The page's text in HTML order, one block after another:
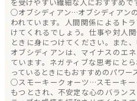
○オブシディアン…オブシディアン
われています。人間関係によるト
けてくれるでしょう。仕事や対人
ときに身につけてください。また
オブシディアンは、マイナスのエ
ています。ネガティブな思考にと
っているときにもおすすめのパワー
○スモーキークォーツ…スモーキー
もつとされ、不安定な心のバラン